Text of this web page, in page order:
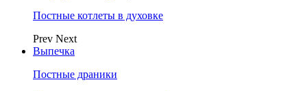
Постные котлеты в духовке
Prev Next
Выпечка
Постные драники